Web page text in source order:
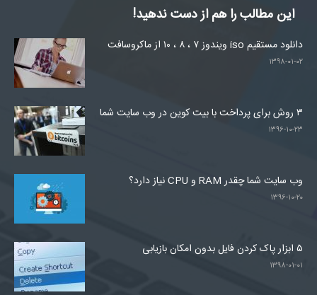
این مطالب را هم از دست ندهید!
دانلود مستقیم iso ویندوز ۷ ، ۸ ، ۱۰ از ماکروسافت
۱۳۹۸-۰۱-۰۲
۳ روش برای پرداخت با بیت کوین در وب سایت شما
۱۳۹۶-۱۰-۲۳
وب سایت شما چقدر RAM و CPU نیاز دارد؟
۱۳۹۶-۱۰-۲۰
۵ ابزار پاک کردن فایل بدون امکان بازیابی
۱۳۹۸-۰۱-۰۱